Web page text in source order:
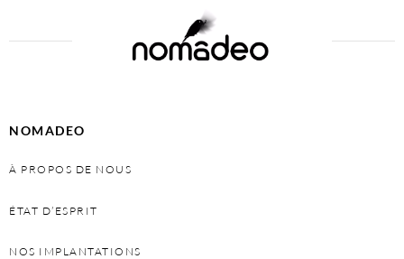
NOMADEO
À PROPOS DE NOUS
ÉTAT D’ESPRIT
NOS IMPLANTATIONS